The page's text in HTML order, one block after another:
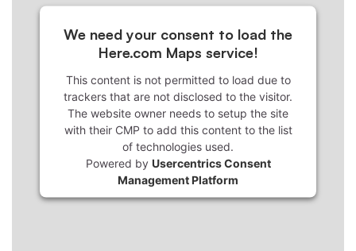
We need your consent to load the
Here.com Maps service!
This content is not permitted to load due to
trackers that are not disclosed to the visitor.
The website owner needs to setup the site
with their CMP to add this content to the list
of technologies used.
Powered by Usercentrics Consent
Management Platform